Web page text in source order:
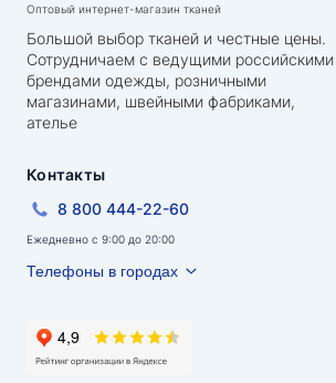
Оптовый интернет-магазин тканей
Большой выбор тканей и честные цены.
Сотрудничаем с ведущими российскими
брендами одежды, розничными
магазинами, швейными фабриками,
ателье
Контакты
8 800 444-22-60
Ежедневно с 9:00 до 20:00
Телефоны в городах